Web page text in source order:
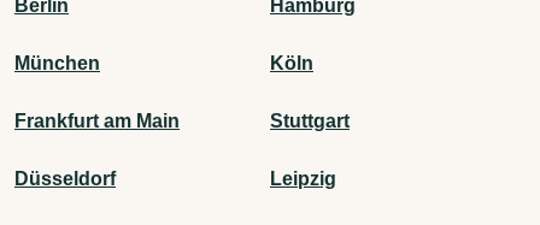
Berlin Hamburg
München Köln
Frankfurt am Main Stuttgart
Düsseldorf Leipzig